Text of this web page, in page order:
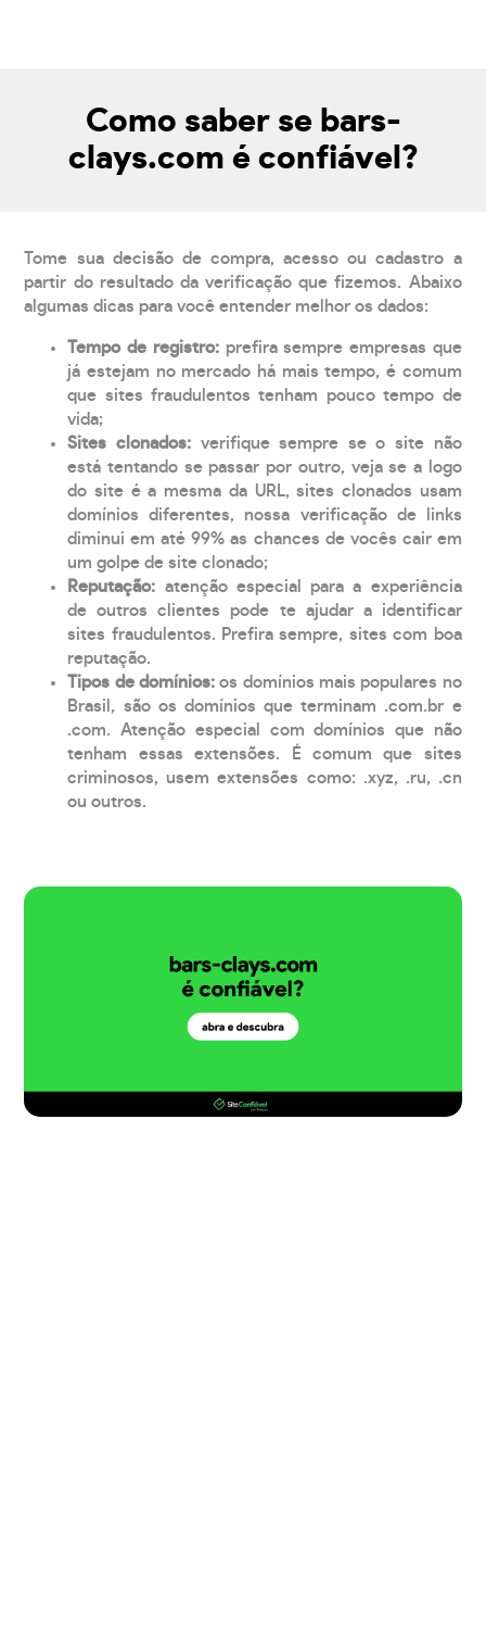
Como saber se bars-
clays.com é confiável?
Tome sua decisão de compra, acesso ou cadastro a
partir do resultado da verificação que fizemos. Abaixo
algumas dicas para você entender melhor os dados:
Tempo de registro: prefira sempre empresas que
já estejam no mercado há mais tempo, é comum
que sites fraudulentos tenham pouco tempo de
vida;
Sites clonados: verifique sempre se o site não
está tentando se passar por outro, veja se a logo
do site é a mesma da URL, sites clonados usam
domínios diferentes, nossa verificação de links
diminui em até 99% as chances de vocês cair em
um golpe de site clonado;
Reputação: atenção especial para a experiência
de outros clientes pode te ajudar a identificar
sites fraudulentos. Prefira sempre, sites com boa
reputação.
Tipos de domínios:os domínios mais populares no
Brasil, são os domínios que terminam .com.br e
.com. Atenção especial com domínios que não
tenham essas extensões. É comum que sites
criminosos, usem extensões como: .xyz, .ru, .cn
ou outros.